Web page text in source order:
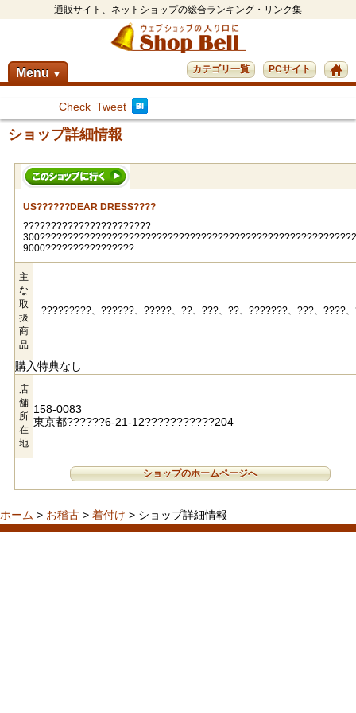
通販サイト、ネットショップの総合ランキング・リンク集
Menu ▼ PCサイト
カテゴリ一覧
Check Tweet
ショップ詳細情報
US??????DEAR DRESS????
???????????????????????
9000????????????????
主
な
取
扱
商
品
?????????、??????、?????、??、???、??、???????、???、????
購入特典なし
店
舗
所
在
地
158-0083
東京都??????6-21-12???????????204
ショップのホームページへ
ホーム > お稽古 > 着付け > ショップ詳細情報